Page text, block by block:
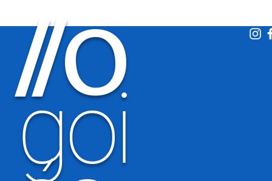
//O
goi